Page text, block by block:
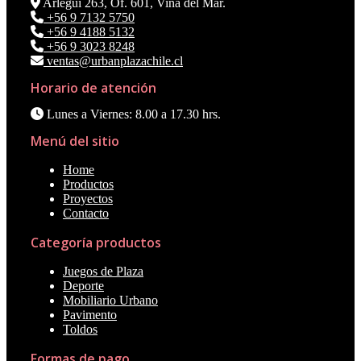
+56 9 7132 5750
+56 9 4188 5132
+56 9 3023 8248
ventas@urbanplazachile.cl
Horario de atención
Lunes a Viernes: 8.00 a 17.30 hrs.
Menú del sitio
Home
Productos
Proyectos
Contacto
Categoría productos
Juegos de Plaza
Deporte
Mobiliario Urbano
Pavimento
Toldos